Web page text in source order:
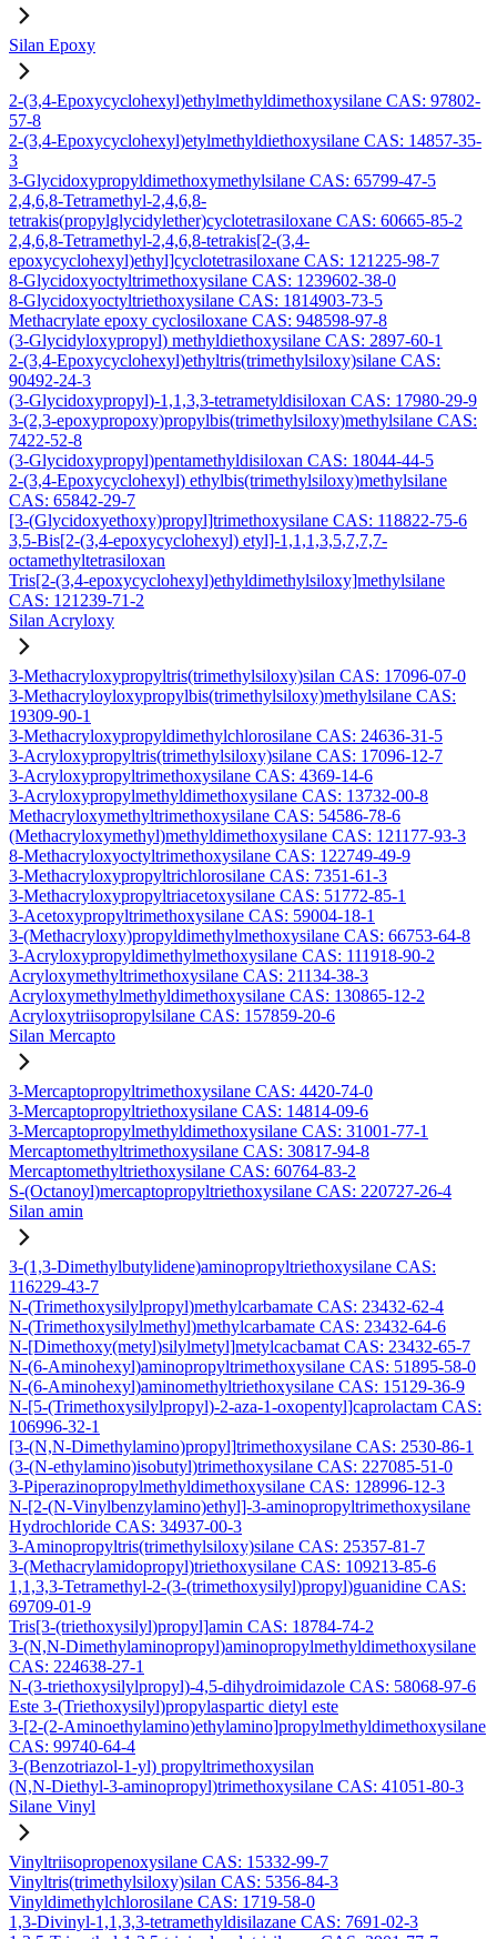
Silan Epoxy
2-(3,4-Epoxycyclohexyl)ethylmethyldimethoxysilane CAS: 97802-
57-8
2-(3,4-Epoxycyclohexyl)etylmethyldiethoxysilane CAS: 14857-35-
3
3-Glycidoxypropyldimethoxymethylsilane CAS: 65799-47-5
2,4,6,8-Tetramethyl-2,4,6,8-
tetrakis(propylglycidylether)cyclotetrasiloxane CAS: 60665-85-2
2,4,6,8-Tetramethyl-2,4,6,8-tetrakis[2-(3,4-
epoxycyclohexyl)ethyl]cyclotetrasiloxane CAS: 121225-98-7
8-Glycidoxyoctyltrimethoxysilane CAS: 1239602-38-0
8-Glycidoxyoctyltriethoxysilane CAS: 1814903-73-5
Methacrylate epoxy cyclosiloxane CAS: 948598-97-8
(3-Glycidyloxypropyl) methyldiethoxysilane CAS: 2897-60-1
2-(3,4-Epoxycyclohexyl)ethyltris(trimethylsiloxy)silane CAS:
90492-24-3
(3-Glycidoxypropyl)-1,1,3,3-tetrametyldisiloxan CAS: 17980-29-9
3-(2,3-epoxypropoxy)propylbis(trimethylsiloxy)methylsilane CAS:
7422-52-8
(3-Glycidoxypropyl)pentamethyldisiloxan CAS: 18044-44-5
2-(3,4-Epoxycyclohexyl) ethylbis(trimethylsiloxy)methylsilane
CAS: 65842-29-7
[3-(Glycidoxyethoxy)propyl]trimethoxysilane CAS: 118822-75-6
3,5-Bis[2-(3,4-epoxycyclohexyl) etyl]-1,1,1,3,5,7,7,7-
octamethyltetrasiloxan
Tris[2-(3,4-epoxycyclohexyl)ethyldimethylsiloxy]methylsilane
CAS: 121239-71-2
Silan Acryloxy
3-Methacryloxypropyltris(trimethylsiloxy)silan CAS: 17096-07-0
3-Methacryloyloxypropylbis(trimethylsiloxy)methylsilane CAS:
19309-90-1
3-Methacryloxypropyldimethylchlorosilane CAS: 24636-31-5
3-Acryloxypropyltris(trimethylsiloxy)silane CAS: 17096-12-7
3-Acryloxypropyltrimethoxysilane CAS: 4369-14-6
3-Acryloxypropylmethyldimethoxysilane CAS: 13732-00-8
Methacryloxymethyltrimethoxysilane CAS: 54586-78-6
(Methacryloxymethyl)methyldimethoxysilane CAS: 121177-93-3
8-Methacryloxyoctyltrimethoxysilane CAS: 122749-49-9
3-Methacryloxypropyltrichlorosilane CAS: 7351-61-3
3-Methacryloxypropyltriacetoxysilane CAS: 51772-85-1
3-Acetoxypropyltrimethoxysilane CAS: 59004-18-1
3-(Methacryloxy)propyldimethylmethoxysilane CAS: 66753-64-8
3-Acryloxypropyldimethylmethoxysilane CAS: 111918-90-2
Acryloxymethyltrimethoxysilane CAS: 21134-38-3
Acryloxymethylmethyldimethoxysilane CAS: 130865-12-2
Acryloxytriisopropylsilane CAS: 157859-20-6
Silan Mercapto
3-Mercaptopropyltrimethoxysilane CAS: 4420-74-0
3-Mercaptopropyltriethoxysilane CAS: 14814-09-6
3-Mercaptopropylmethyldimethoxysilane CAS: 31001-77-1
Mercaptomethyltrimethoxysilane CAS: 30817-94-8
Mercaptomethyltriethoxysilane CAS: 60764-83-2
S-(Octanoyl)mercaptopropyltriethoxysilane CAS: 220727-26-4
Silan amin
3-(1,3-Dimethylbutylidene)aminopropyltriethoxysilane CAS:
116229-43-7
N-(Trimethoxysilylpropyl)methylcarbamate CAS: 23432-62-4
N-(Trimethoxysilylmethyl)methylcarbamate CAS: 23432-64-6
N-[Dimethoxy(metyl)silylmetyl]metylcacbamat CAS: 23432-65-7
N-(6-Aminohexyl)aminopropyltrimethoxysilane CAS: 51895-58-0
N-(6-Aminohexyl)aminomethyltriethoxysilane CAS: 15129-36-9
N-[5-(Trimethoxysilylpropyl)-2-aza-1-oxopentyl]caprolactam CAS:
106996-32-1
[3-(N,N-Dimethylamino)propyl]trimethoxysilane CAS: 2530-86-1
(3-(N-ethylamino)isobutyl)trimethoxysilane CAS: 227085-51-0
3-Piperazinopropylmethyldimethoxysilane CAS: 128996-12-3
N-[2-(N-Vinylbenzylamino)ethyl]-3-aminopropyltrimethoxysilane
Hydrochloride CAS: 34937-00-3
3-Aminopropyltris(trimethylsiloxy)silane CAS: 25357-81-7
3-(Methacrylamidopropyl)triethoxysilane CAS: 109213-85-6
1,1,3,3-Tetramethyl-2-(3-(trimethoxysilyl)propyl)guanidine CAS:
69709-01-9
Tris[3-(triethoxysilyl)propyl]amin CAS: 18784-74-2
3-(N,N-Dimethylaminopropyl)aminopropylmethyldimethoxysilane
CAS: 224638-27-1
N-(3-triethoxysilylpropyl)-4,5-dihydroimidazole CAS: 58068-97-6
Este 3-(Triethoxysilyl)propylaspartic dietyl este
3-[2-(2-Aminoethylamino)ethylamino]propylmethyldimethoxysilane
CAS: 99740-64-4
3-(Benzotriazol-1-yl) propyltrimethoxysilan
(N,N-Diethyl-3-aminopropyl)trimethoxysilane CAS: 41051-80-3
Silane Vinyl
Vinyltriisopropenoxysilane CAS: 15332-99-7
Vinyltris(trimethylsiloxy)silan CAS: 5356-84-3
Vinyldimethylchlorosilane CAS: 1719-58-0
1,3-Divinyl-1,1,3,3-tetramethyldisilazane CAS: 7691-02-3